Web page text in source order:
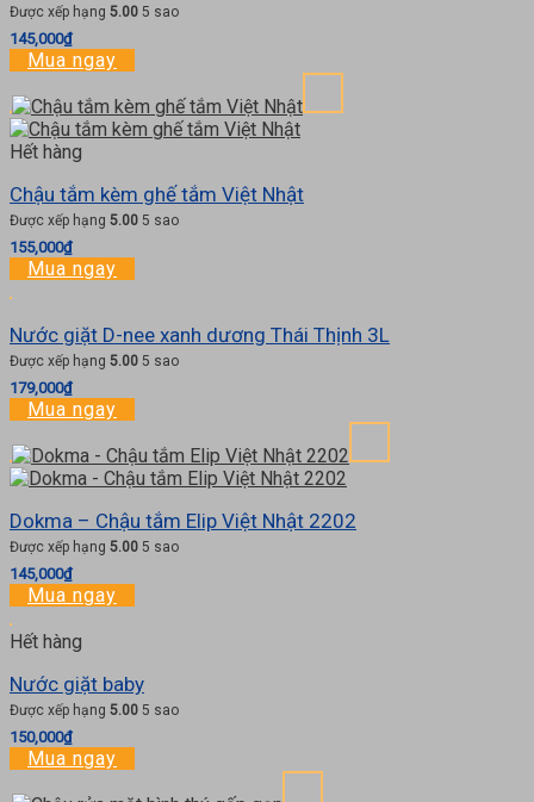
Được xếp hạng 5.00 5 sao
145,000₫
Mua ngay
Hết hàng
Chậu tắm kèm ghế tắm Việt Nhật
Được xếp hạng 5.00 5 sao
155,000₫
Mua ngay
Nước giặt D-nee xanh dương Thái Thịnh 3L
Được xếp hạng 5.00 5 sao
179,000₫
Mua ngay
Dokma – Chậu tắm Elip Việt Nhật 2202
Được xếp hạng 5.00 5 sao
145,000₫
Mua ngay
Hết hàng
Nước giặt baby
Được xếp hạng 5.00 5 sao
150,000₫
Mua ngay